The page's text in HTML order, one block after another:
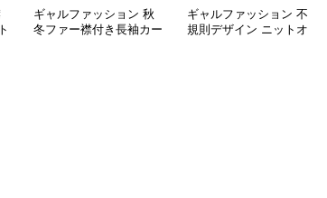
ギャルファッション 秋
冬ファー襟付き長袖カー
ギャルファッション 不
規則デザイン ニットオ